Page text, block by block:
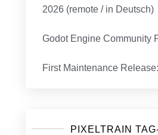
2026 (remote / in Deutsch)
Godot Engine Community
First Maintenance
PIXELTRAIN